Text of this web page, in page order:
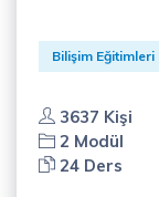
Bilişim Eğitimleri
3637 Kişi
2 Modül
24 Ders